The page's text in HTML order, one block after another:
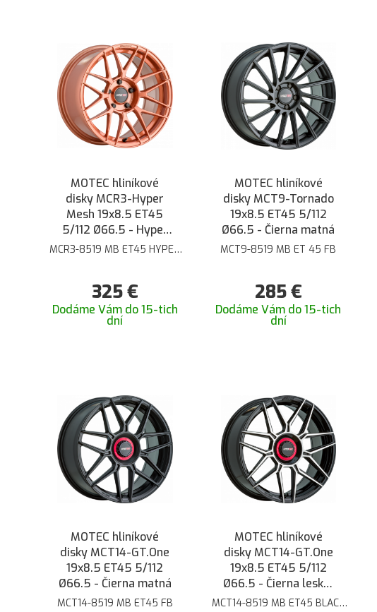
MOTEC hliníkové
disky MCR3-Hyper
Mesh 19x8.5 ET45
5/112 Ø66.5 - Hyper
ceramic
MCR3-8519 MB ET45 HYPER
325€
Dodáme Vám do 15-tich
dní
MOTEC hliníkové
disky MCT9-Tornado
19x8.5 ET45 5/112
Ø66.5 - Čierna matná
MCT9-8519 MB ET 45 FB
285€
Dodáme Vám do 15-tich
dní
MOTEC hliníkové
disky MCT14-GT.One
19x8.5 ET45 5/112
Ø66.5 - Čierna matná
MCT14-8519 MB ET45 FB
MOTEC hliníkové
disky MCT14-GT.One
19x8.5 ET45 5/112
Ø66.5 - Čierna lesklá
brúsená
MCT14-8519 MB ET45 BLACK